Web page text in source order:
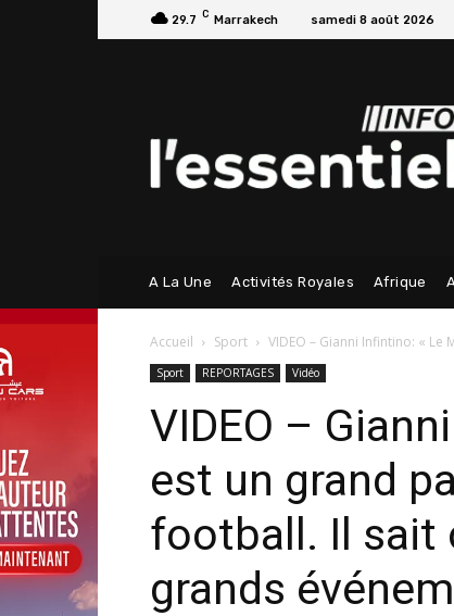
29.7 C Marrakech samedi 8 août 2026
A La Une Activités Royales Afrique
Accueil Sport VIDEO – Gianni Infintino: «
Sport REPORTAGES Vidéo
VIDEO –
est un grand
football. Il sait
grands